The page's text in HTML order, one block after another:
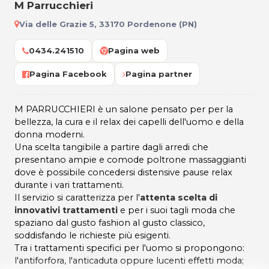
M Parrucchieri
Via delle Grazie 5, 33170 Pordenone (PN)
0434.241510 Pagina web
Pagina Facebook Pagina partner
M PARRUCCHIERI è un salone pensato per per la
bellezza, la cura e il relax dei capelli dell'uomo e della
donna moderni.
Una scelta tangibile a partire dagli arredi che
presentano ampie e comode poltrone massaggianti
dove è possibile concedersi distensive pause relax
durante i vari trattamenti.
Il servizio si caratterizza per l'attenta scelta di
innovativi trattamenti e per i suoi tagli moda che
spaziano dal gusto fashion al gusto classico,
soddisfando le richieste più esigenti.
Tra i trattamenti specifici per l'uomo si propongono:
l'antiforfora, l'anticaduta oppure lucenti effetti moda;